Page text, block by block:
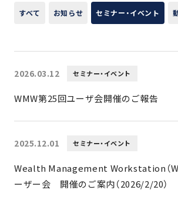
すべて お知らせ セミナー・イベント
2026.03.12 セミナー・イベント
WMW第25回ユーザ会開催のご報告
2025.12.01 セミナー・イベント
Wealth Management Workstation（
ーザー会 開催のご案内（2026/2/20）